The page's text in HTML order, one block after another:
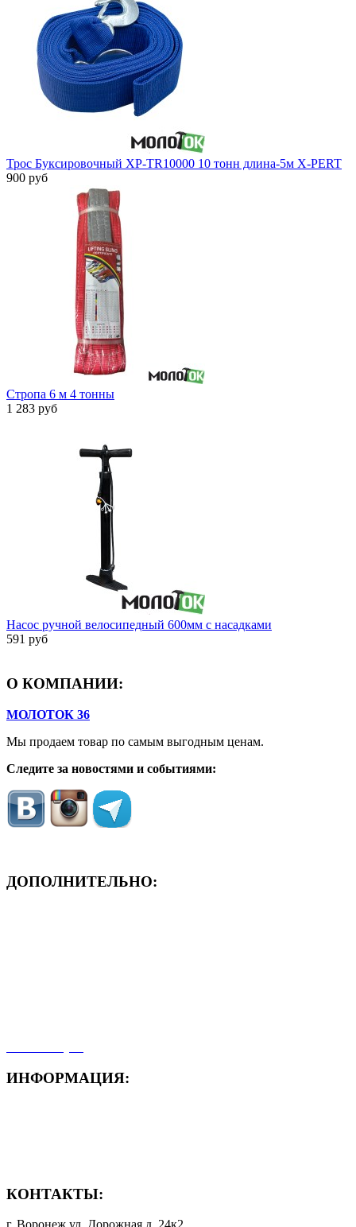
Трос Буксировочный XP-TR10000 10 тонн длина-5м X-PERT
900 руб
Стропа 6 м 4 тонны
1 283 руб
Насос ручной велосипедный 600мм с насадками
591 руб
О КОМПАНИИ:
МОЛОТОК 36
Мы продаем товар по самым выгодным ценам.
Следите за новостями и событиями:
ДОПОЛНИТЕЛЬНО:
ИНФОРМАЦИЯ:
КОНТАКТЫ: